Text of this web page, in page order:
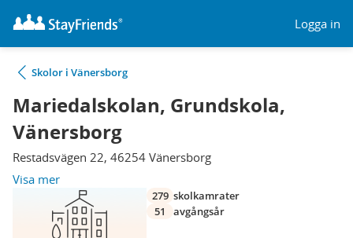
Logga in
Skolor i Vänersborg
Mariedalskolan, Grundskola,
Vänersborg
Restadsvägen 22, 46254 Vänersborg
Visa mer
279 skolkamrater
51
avgångsår